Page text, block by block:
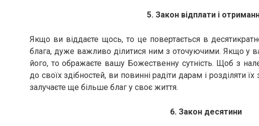
5. Закон відплати і
Якщо ви віддаєте щось, то це повертається в
блага, дуже важливо ділитися ним з оточуючими. Якщо у
його, то ображаєте вашу Божественну сутність. Щоб з
до своїх здібностей, ви повинні радіти дарам і розділяти
залучаєте ще більше благ у своє життя.
6. Закон десятини